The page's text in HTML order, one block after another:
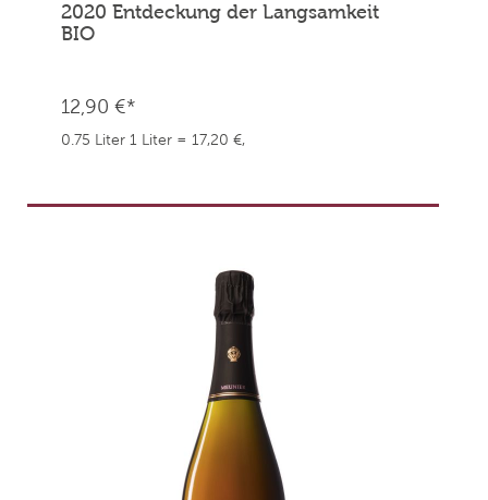
2020 Entdeckung der Langsamkeit
BIO
12,90 €*
0.75 Liter 1 Liter = 17,20 €,